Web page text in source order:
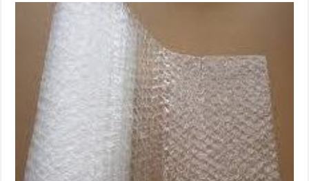
va
đập
mẫu
mới
nhất